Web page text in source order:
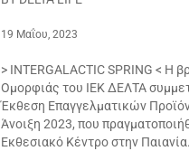
19 Μαΐου, 2023
> INTERGALACTIC SPRING < Η
Ομορφιάς του ΙΕΚ ΔΕΛΤΑ
Έκθεση Επαγγελματικών
Άνοιξη 2023, που
Εκθεσιακό Κέντρο στην